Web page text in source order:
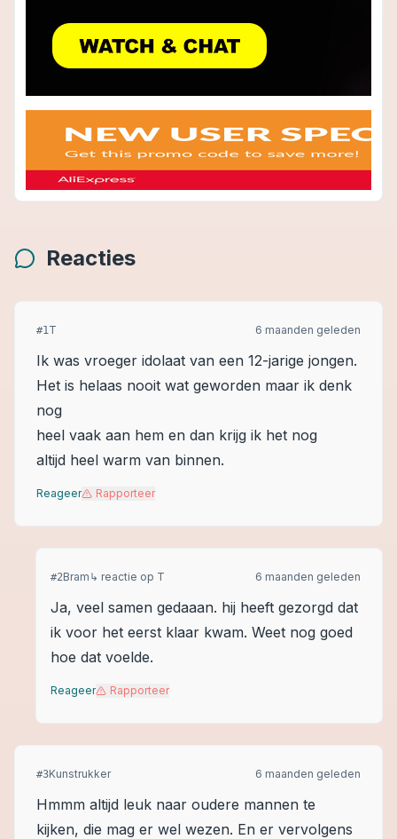
Reacties
#1T 6 maanden geleden
Ik was vroeger idolaat van een 12-jarige jongen.
Het is helaas nooit wat geworden maar ik denk
nog
heel vaak aan hem en dan krijg ik het nog
altijd heel warm van binnen.
Reageer Rapporteer
#2Bram ↳ reactie op T 6 maanden geleden
Ja, veel samen gedaaan. hij heeft gezorgd dat
ik voor het eerst klaar kwam. Weet nog goed
hoe dat voelde.
Reageer Rapporteer
#3Kunstrukker 6 maanden geleden
Hmmm altijd leuk naar oudere mannen te
kijken, die mag er wel wezen. En er vervolgens